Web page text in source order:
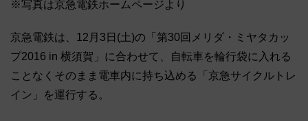
※写真は京急電鉄ホームページより
京急電鉄は、12月3日(土)の「第30回メリダ・ミヤタカッ
プ2016 in 横須賀」に合わせて、自転車を輪行袋に入れる
ことなくそのまま電車内に持ち込める「京急サイクルトレ
イン」を運行する。